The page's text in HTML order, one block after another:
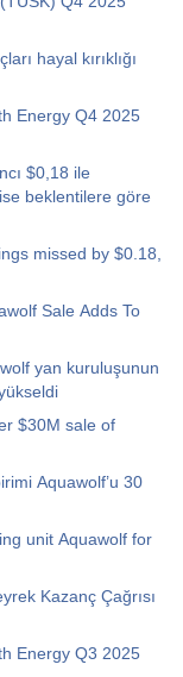
Önceki
588
$​-0.18 B
182.1 K
Pozisyonlar
120.1 K
hayal kırıklığı
Energy Q4 2025
$0,18 ile
beklentilere göre
missed by $0.18,
Sale Adds To
yan kuruluşunun
$30M sale of
Aquawolf’u 30
unit Aquawolf for
Kazanç Çağrısı
Energy Q3 2025